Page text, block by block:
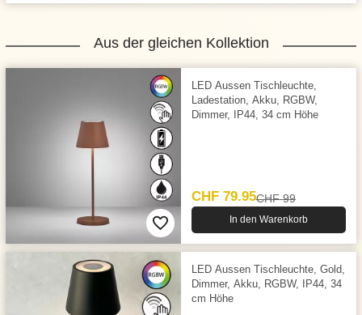
Aus der gleichen Kollektion
LED Aussen Tischleuchte,
Ladestation, Akku, RGBW,
Dimmer, IP44, 34 cm Höhe
CHF 79.95CHF 99
In den Warenkorb
LED Aussen Tischleuchte, Gold,
Dimmer, Akku, RGBW, IP44, 34
cm Höhe